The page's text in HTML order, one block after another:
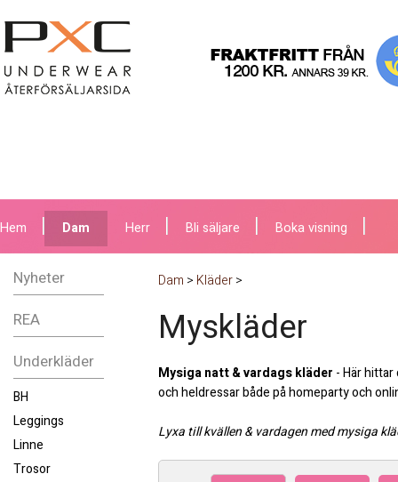
Hem Dam Herr Bli säljare Boka visning
Nyheter
REA
Underkläder
BH
Leggings
Linne
Trosor
Dam > Kläder>
Myskläder
Mysiga natt & vardags kläder - Här
och heldressar både på homeparty och
Lyxa till kvällen & vardagen med mysiga